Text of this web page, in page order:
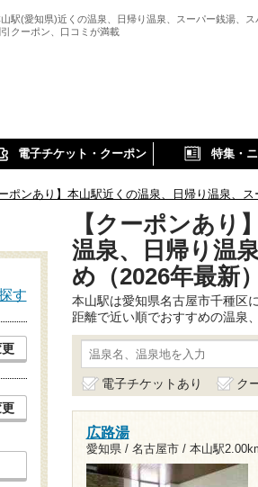
駅(愛知県)近くの温泉、日帰り温泉、スーパー銭湯、
クーポン、口コミが満載
電子チケット・クーポン 特集・
ーポンあり】本山駅近くの温泉、日帰り温泉、
【クーポンあり
温泉、日帰り温
め（2026年最新）
本山駅は愛知県名古屋市千種区
距離で近い順でおすすめの温泉
電子チケットあり ク
広路湯
愛知県 / 名古屋市 / 本山駅
す